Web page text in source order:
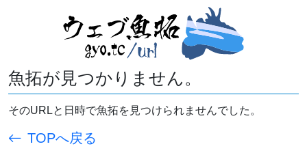
魚拓が見つかりません。
そのURLと日時で魚拓を見つけられませんでした。
TOPへ戻る